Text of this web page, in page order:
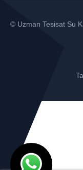
© Uzman Tesisat Su